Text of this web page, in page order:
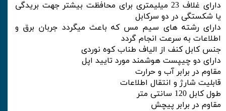
دارای غلاف 23 میلیمتری برای محافظت بیشتر جهت بریدگی
یا شکستگی در دو سرکابل
دارای رشته های سیم مس که باعث میگردد جربان برق و
اطلاعات به سرعت انجام گردد
جنس کابل کنف از الیاف طناب کوه نوردی
دارای دو چیپست هوشمند مورد تایید اپل
مقاوم در برابر آب و حرارت
قابلیت شارژ و انتقال اطلاعات
طول کابل 120 سانتی متر
مقاوم در برابر پیچش